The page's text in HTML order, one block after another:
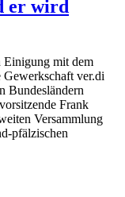
er wird
Einigung mit dem
ver.di
Bundesländern
Frank
Versammlung
pfälzischen